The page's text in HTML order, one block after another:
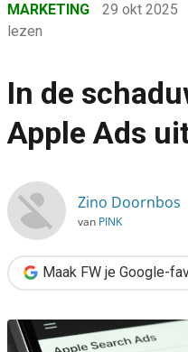
›
Marketing
›
MARKETING 29 okt 2025
lezen
In de
Apple Ads
Zino Doornbos
van PINK
Maak FW je Google-